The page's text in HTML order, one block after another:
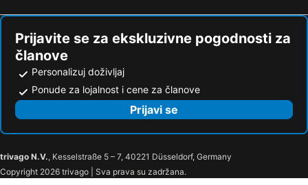
Prijavite se za ekskluzivne pogodnosti za
članove
Personalizuj doživljaj
Ponude za lojalnost i cene za članove
Prijavi se
trivago N.V., Kesselstraße 5 – 7, 40221 Düsseldorf, Germany
Copyright 2026 trivago | Sva prava su zadržana.